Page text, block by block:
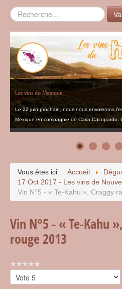
Rechercher
Les vins du Mexique
Le 22 juin prochain, nous nous envolerons
Mexique en compagnie de Carla Cacopardo.
Vous êtes ici : Accueil
17 Oct 2017 - Les vins de
Vin N°5 - « Te-Kahu », Craggy
Vin N°5 - « Te-Kahu
rouge 2013
Vote
utilisateur:
Veuillez
voter